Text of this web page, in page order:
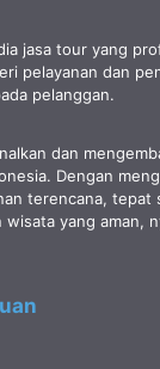
jasa tour yang
pelayanan dan
pelanggan.
dan
Dengan
terencana, tepat
wisata yang aman,